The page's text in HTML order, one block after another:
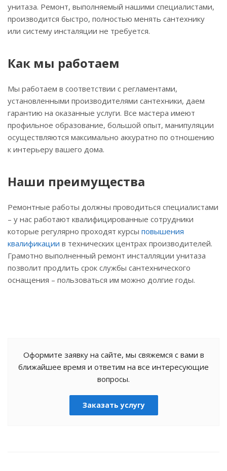
унитаза. Ремонт, выполняемый нашими специалистами,
производится быстро, полностью менять сантехнику
или систему инсталяции не требуется.
Как мы работаем
Мы работаем в соответствии с регламентами,
установленными производителями сантехники, даем
гарантию на оказанные услуги. Все мастера имеют
профильное образование, большой опыт, манипуляции
осуществляются максимально аккуратно по отношению
к интерьеру вашего дома.
Наши преимущества
Ремонтные работы должны проводиться специалистами
– у нас работают квалифицированные сотрудники
которые регулярно проходят курсы повышения
квалификации в технических центрах производителей.
Грамотно выполненный ремонт инсталляции унитаза
позволит продлить срок службы сантехнического
оснащения – пользоваться им можно долгие годы.
Оформите заявку на сайте, мы свяжемся с вами в
ближайшее время и ответим на все интересующие
вопросы.
Заказать услугу